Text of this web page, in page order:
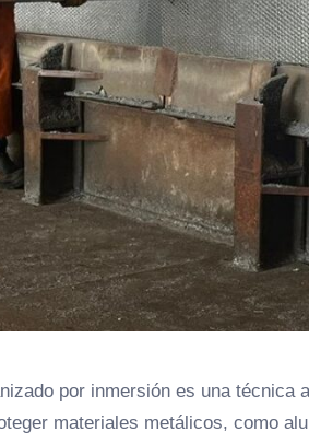
por inmersión es una técnica
materiales metálicos, como